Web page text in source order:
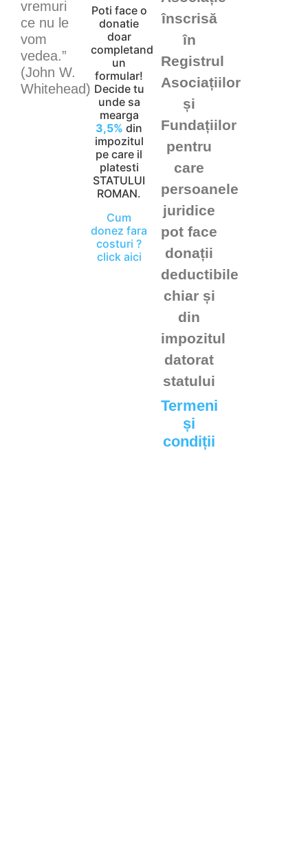
vremuri
ce nu le
vom
vedea.”
(John W.
Whitehead)
Poti face o
donatie
doar
completand
un
formular!
Decide tu
unde sa
mearga
3,5% din
impozitul
pe care il
platesti
STATULUI
ROMAN.
Cum
donez fara
costuri ?
click aici
înscrisă
în
Registrul
Asociațiilor
și
Fundațiilor
pentru
care
persoanele
juridice
pot face
donații
deductibile
chiar și
din
impozitul
datorat
statului
Termeni
și
condiții